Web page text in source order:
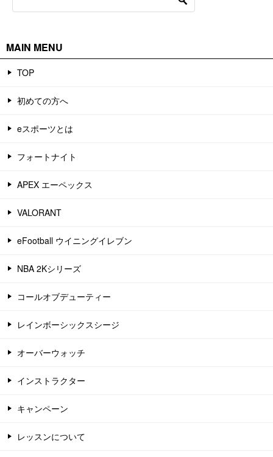
MAIN MENU
TOP
初めての方へ
eスポーツとは
フォートナイト
APEX エーペックス
VALORANT
eFootball ウイニングイレブン
NBA 2Kシリーズ
コールオブデューティー
レインボーシックスシージ
オーバーウォッチ
インストラクター
キャンペーン
レッスンについて